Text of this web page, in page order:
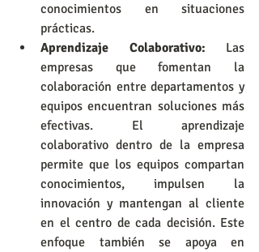
conocimientos en situaciones
prácticas.
Aprendizaje Colaborativo: Las
empresas que fomentan la
colaboración entre departamentos y
equipos encuentran soluciones más
efectivas. El aprendizaje
colaborativo dentro de la empresa
permite que los equipos compartan
conocimientos, impulsen la
innovación y mantengan al cliente
en el centro de cada decisión. Este
enfoque también se apoya en